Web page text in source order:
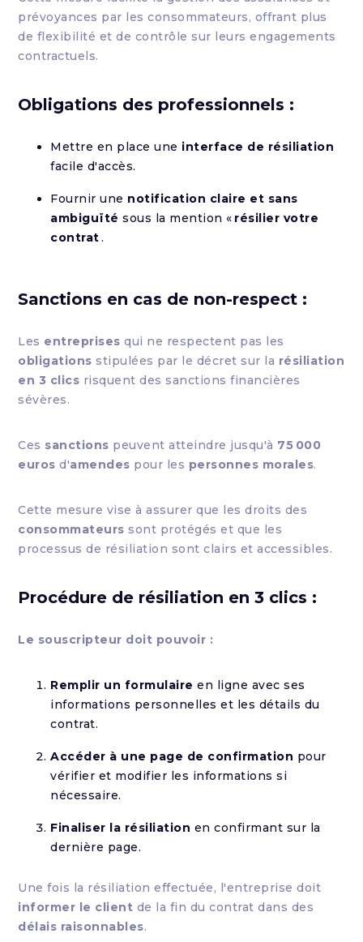
prévoyances par les consommateurs, offrant plus
de flexibilité et de contrôle sur leurs engagements
contractuels.
Obligations des professionnels :
Mettre en place une interface de résiliation
facile d'accès.
Fournir une notification claire et sans
ambiguïté sous la mention « résilier votre
contrat.
Sanctions en cas de non-respect :
Les entreprises qui ne respectent pas les
obligations stipulées par le décret sur la résiliation
en 3 clics risquent des sanctions financières
sévères.
Ces sanctions peuvent atteindre jusqu'à 75 000
euros d'amendes pour les personnes morales.
Cette mesure vise à assurer que les droits des
consommateurs sont protégés et que les
processus de résiliation sont clairs et accessibles.
Procédure de résiliation en 3 clics :
Le souscripteur doit pouvoir :
Remplir un formulaire en ligne avec ses
informations personnelles et les détails du
contrat.
Accéder à une page de confirmation pour
vérifier et modifier les informations si
nécessaire.
Finaliser la résiliation en confirmant sur la
dernière page.
Une fois la résiliation effectuée, l'entreprise doit
informer le client de la fin du contrat dans des
délais raisonnables.